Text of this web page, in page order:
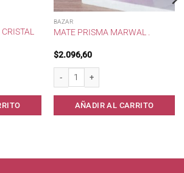
Color Eliplast. cantidad
BAZAR
MATE PRISMA MARWAL .
$2.096,60
Mate Prisma Marwal . cantidad
AÑADIR AL CARRITO